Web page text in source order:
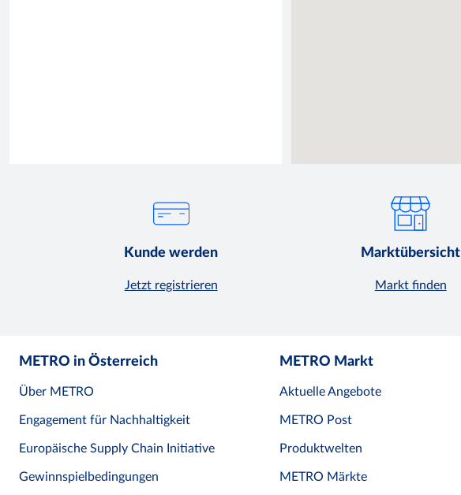
Kunde werden
Jetzt registrieren
Marktübersicht
Markt finden
METRO in Österreich
Über METRO
Engagement für Nachhaltigkeit
Europäische Supply Chain Initiative
Gewinnspielbedingungen
METRO Markt
Aktuelle Angebote
METRO Post
Produktwelten
METRO Märkte